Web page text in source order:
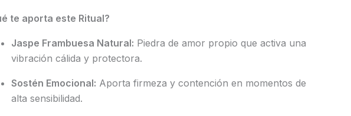
te aporta este Ritual?
Jaspe Frambuesa Natural: Piedra de amor propio que activa una
vibración cálida y protectora.
Sostén Emocional: Aporta firmeza y contención en momentos de
alta sensibilidad.